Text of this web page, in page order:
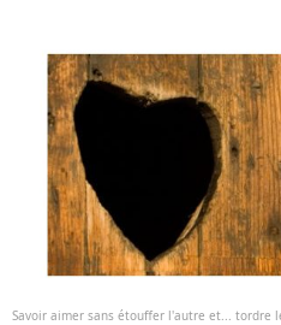
Savoir aimer sans étouffer l'autre et... tordre